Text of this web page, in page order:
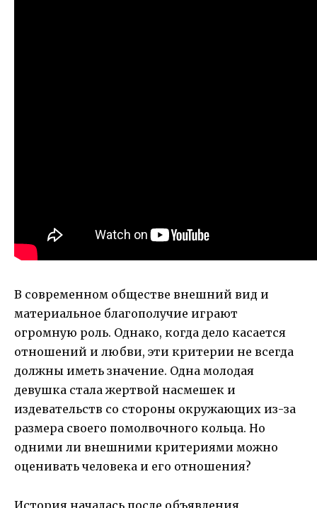
В современном обществе внешний вид и
материальное благополучие играют
огромную роль. Однако, когда дело касается
отношений и любви, эти критерии не всегда
должны иметь значение. Одна молодая
девушка стала жертвой насмешек и
издевательств со стороны окружающих из-за
размера своего помолвочного кольца. Но
одними ли внешними критериями можно
оценивать человека и его отношения?
История началась после объявления